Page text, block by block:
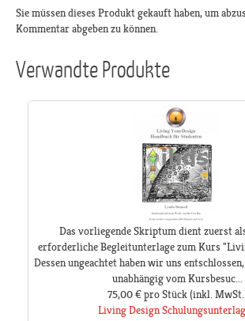
Sie müssen dieses Produkt gekauft haben, um
Kommentar abgeben zu können.
Verwandte Produkte
Das vorliegende Skriptum dient zuerst
erforderliche Begleitunterlage zum Kurs
Dessen ungeachtet haben wir uns
unabhängig vom Kursbesuc...
75,00 € pro Stück(inkl.
Living Design